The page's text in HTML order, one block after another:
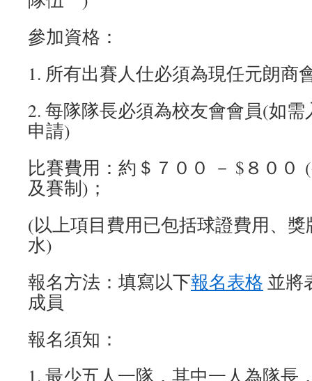
參加資格：
1. 所有出賽人仕必須為現任元朗商
2. 每隊隊長必須為校友會會員(如
申請)
比賽費用：約＄７００ － $８００
及賽制)；
(以上項目費用已包括球證費用、
水)
報名方法：填寫以下報名表格 並將
成員
報名須知：
1. 最少五人一隊，其中一人為隊長